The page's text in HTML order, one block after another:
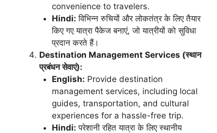
convenience to travelers.
Hindi: विभिन्न रुचियों और लोकतंत्र के लिए तैयार
किए गए यात्रा पैकेज बनाएं, जो यात्रीयों को सुविधा
प्रदान करते हैं।
Destination Management Services (स्थान
प्रबंधन सेवाएं):
English: Provide destination
management services, including local
guides, transportation, and cultural
experiences for a hassle-free trip.
Hindi: परेशानी रहित यात्रा के लिए स्थानीय